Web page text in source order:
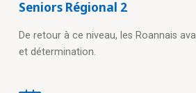
Seniors Régional 2
De retour à ce niveau, les Roannais
et détermination.